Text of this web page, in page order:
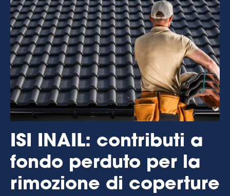
ISI INAIL: contributi a
fondo perduto per la
rimozione di coperture